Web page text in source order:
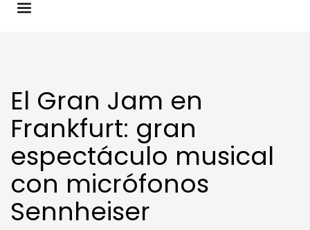
El Gran Jam en
Frankfurt: gran
espectáculo musical
con micrófonos
Sennheiser